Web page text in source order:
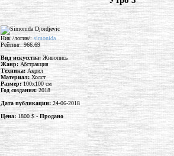
Ник /логин/:simonida
Рейтинг: 966.69
Вид искусства: Живопись
Жанр: Абстракция
Техника:Акрил
Материал:Холст
Размер: 100x100 см
Год создания:2018
Дата публикации: 24-06-2018
Цена:1800 $ - Продано